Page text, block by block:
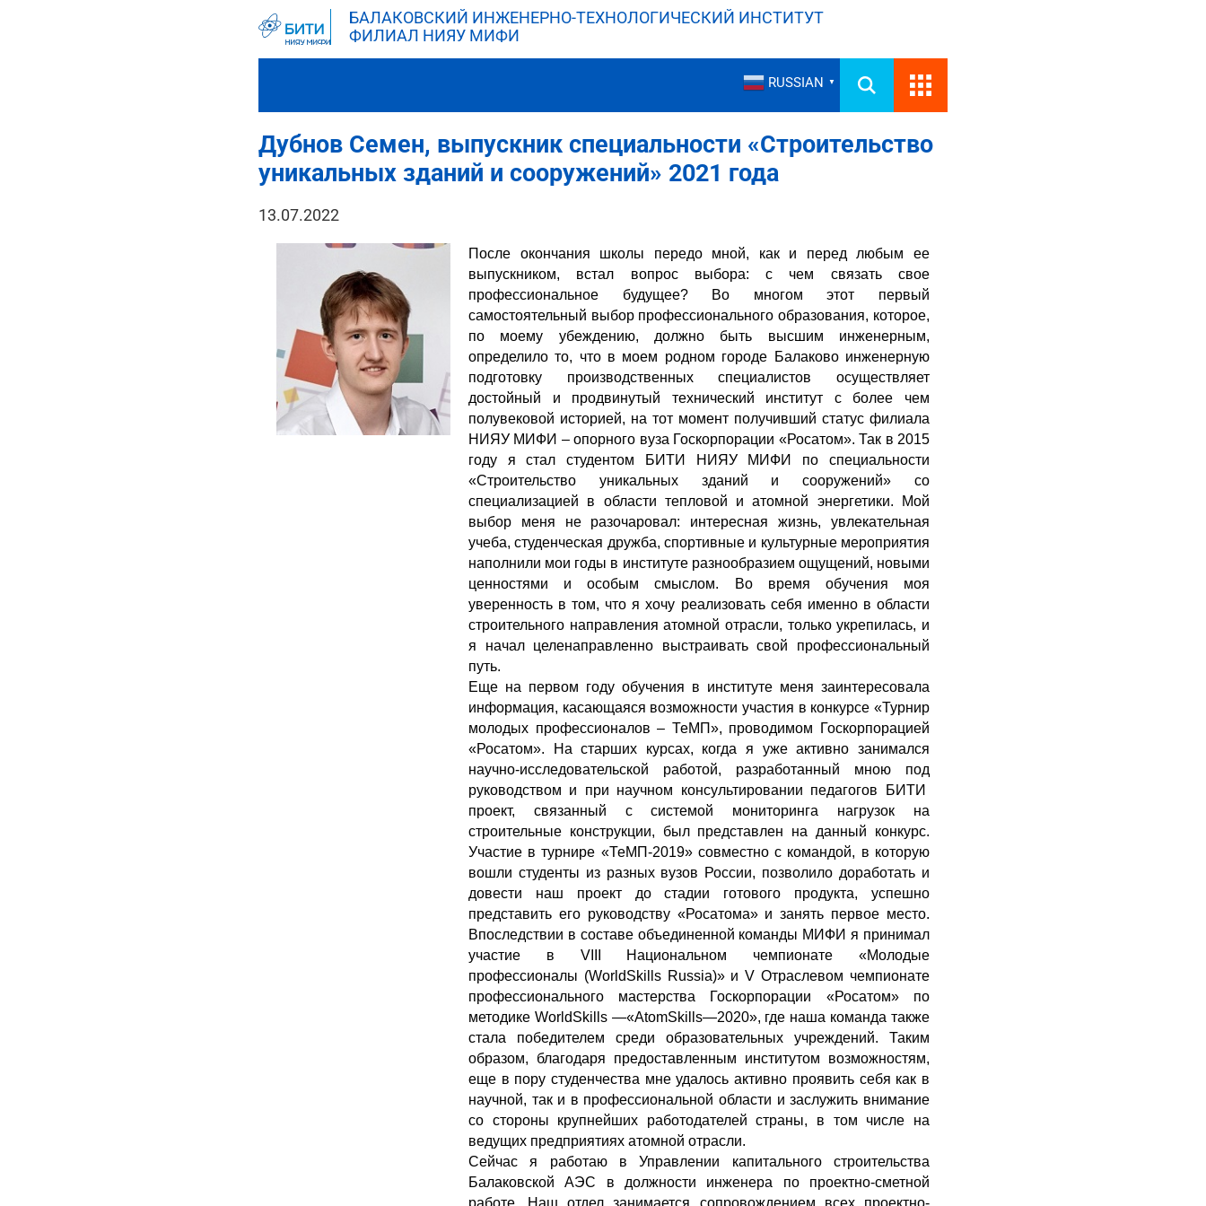
БАЛАКОВСКИЙ ИНЖЕНЕРНО-ТЕХНОЛОГИЧЕСКИЙ ИНСТИТУТ
ФИЛИАЛ НИЯУ МИФИ
RUSSIAN ▼
Дубнов Семен, выпускник специальности «Строительство
уникальных зданий и сооружений» 2021 года
13.07.2022
После окончания школы передо мной, как и перед любым ее
выпускником, встал вопрос выбора: с чем связать свое
профессиональное будущее? Во многом этот первый
самостоятельный выбор профессионального образования, которое,
по моему убеждению, должно быть высшим инженерным,
определило то, что в моем родном городе Балаково инженерную
подготовку производственных специалистов осуществляет
достойный и продвинутый технический институт с более чем
полувековой историей, на тот момент получивший статус филиала
НИЯУ МИФИ – опорного вуза Госкорпорации «Росатом». Так в 2015
году я стал студентом БИТИ НИЯУ МИФИ по специальности
«Строительство уникальных зданий и сооружений» со
специализацией в области тепловой и атомной энергетики. Мой
выбор меня не разочаровал: интересная жизнь, увлекательная
учеба, студенческая дружба, спортивные и культурные мероприятия
наполнили мои годы в институте разнообразием ощущений, новыми
ценностями и особым смыслом. Во время обучения моя
уверенность в том, что я хочу реализовать себя именно в области
строительного направления атомной отрасли, только укрепилась, и
я начал целенаправленно выстраивать свой профессиональный
путь.
Еще на первом году обучения в институте меня заинтересовала
информация, касающаяся возможности участия в конкурсе «Турнир
молодых профессионалов – ТеМП», проводимом Госкорпорацией
«Росатом». На старших курсах, когда я уже активно занимался
научно-исследовательской работой, разработанный мною под
руководством и при научном консультировании педагогов БИТИ
проект, связанный с системой мониторинга нагрузок на
строительные конструкции, был представлен на данный конкурс.
Участие в турнире «ТеМП-2019» совместно с командой, в которую
вошли студенты из разных вузов России, позволило доработать и
довести наш проект до стадии готового продукта, успешно
представить его руководству «Росатома» и занять первое место.
Впоследствии в составе объединенной команды МИФИ я принимал
участие в VIII Национальном чемпионате «Молодые
профессионалы (WorldSkills Russia)» и V Отраслевом чемпионате
профессионального мастерства Госкорпорации «Росатом» по
методике WorldSkills —«AtomSkills—2020», где наша команда также
стала победителем среди образовательных учреждений. Таким
образом, благодаря предоставленным институтом возможностям,
еще в пору студенчества мне удалось активно проявить себя как в
научной, так и в профессиональной области и заслужить внимание
со стороны крупнейших работодателей страны, в том числе на
ведущих предприятиях атомной отрасли.
Сейчас я работаю в Управлении капитального строительства
Балаковской АЭС в должности инженера по проектно-сметной
работе. Наш отдел занимается сопровождением всех проектно-